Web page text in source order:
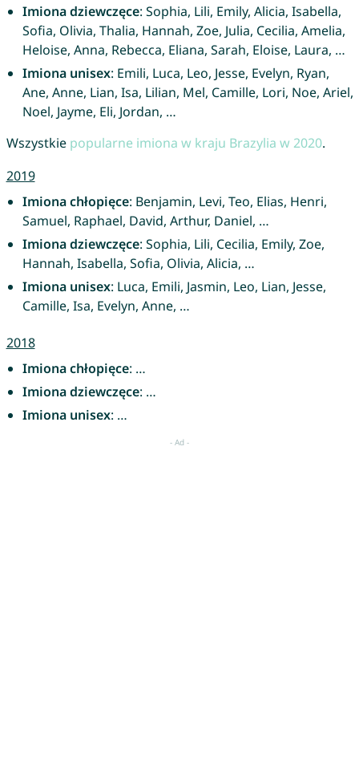
Imiona dziewczęce: Sophia, Lili, Emily, Alicia, Isabella,
Sofia, Olivia, Thalia, Hannah, Zoe, Julia, Cecilia, Amelia,
Heloise, Anna, Rebecca, Eliana, Sarah, Eloise, Laura, …
Imiona unisex: Emili, Luca, Leo, Jesse, Evelyn, Ryan,
Ane, Anne, Lian, Isa, Lilian, Mel, Camille, Lori, Noe, Ariel,
Noel, Jayme, Eli, Jordan, …
Wszystkie popularne imiona w kraju Brazylia w 2020.
2019
Imiona chłopięce: Benjamin, Levi, Teo, Elias, Henri,
Samuel, Raphael, David, Arthur, Daniel, …
Imiona dziewczęce: Sophia, Lili, Cecilia, Emily, Zoe,
Hannah, Isabella, Sofia, Olivia, Alicia, …
Imiona unisex: Luca, Emili, Jasmin, Leo, Lian, Jesse,
Camille, Isa, Evelyn, Anne, …
2018
Imiona chłopięce: …
Imiona dziewczęce: …
Imiona unisex: …